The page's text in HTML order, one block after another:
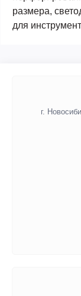
размера,
для
г.